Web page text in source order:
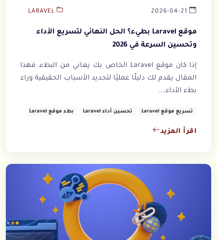
موقع Laravel بطيء؟ الحل النهائي لتسريع الأداء
وتحسين السرعة في 2026
إذا كان موقع Laravel الخاص بك يعاني من البطء، فهذا
المقال يقدم لك دليلًا عمليًا لتحديد الأسباب الحقيقية وراء
بطء الأداء،...
تسريع موقع Laravel تحسين أداء Laravel بطء موقع Laravel
اقرأ المزيد